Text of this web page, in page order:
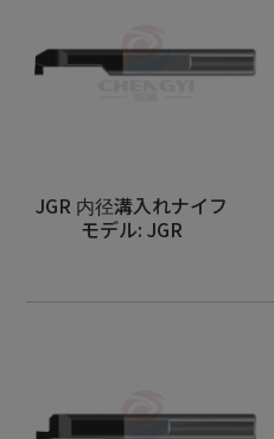
JGR 内径溝入れナイフ
モデル: JGR